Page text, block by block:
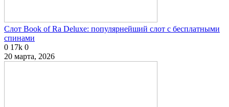
Слот Book of Ra Deluxe: популярнейший слот с бесплатными
спинами
0 17k 0
20 марта, 2026